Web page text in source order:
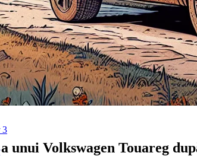
2
3
1
2
T25
3
unui Volkswagen Touareg